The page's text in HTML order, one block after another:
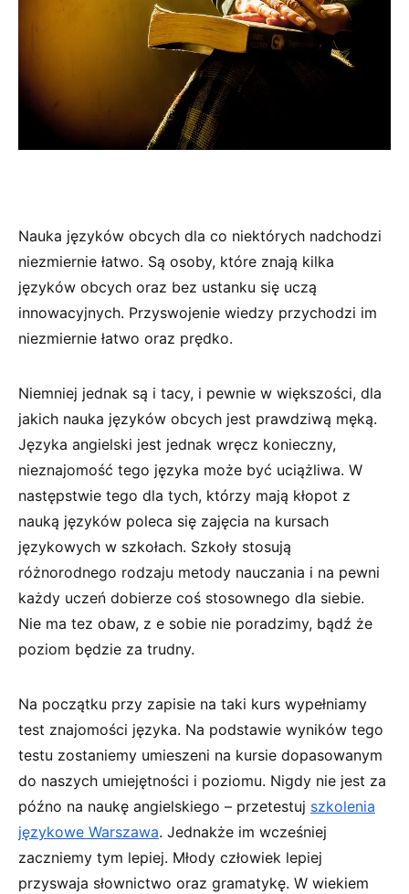
Nauka języków obcych dla co niektórych nadchodzi
niezmiernie łatwo. Są osoby, które znają kilka
języków obcych oraz bez ustanku się uczą
innowacyjnych. Przyswojenie wiedzy przychodzi im
niezmiernie łatwo oraz prędko.
Niemniej jednak są i tacy, i pewnie w większości, dla
jakich nauka języków obcych jest prawdziwą męką.
Języka angielski jest jednak wręcz konieczny,
nieznajomość tego języka może być uciążliwa. W
następstwie tego dla tych, którzy mają kłopot z
nauką języków poleca się zajęcia na kursach
językowych w szkołach. Szkoły stosują
różnorodnego rodzaju metody nauczania i na pewni
każdy uczeń dobierze coś stosownego dla siebie.
Nie ma tez obaw, z e sobie nie poradzimy, bądź że
poziom będzie za trudny.
Na początku przy zapisie na taki kurs wypełniamy
test znajomości języka. Na podstawie wyników tego
testu zostaniemy umieszeni na kursie dopasowanym
do naszych umiejętności i poziomu. Nigdy nie jest za
późno na naukę angielskiego – przetestuj szkolenia
językowe Warszawa. Jednakże im wcześniej
zaczniemy tym lepiej. Młody człowiek lepiej
przyswaja słownictwo oraz gramatykę. W wiekiem